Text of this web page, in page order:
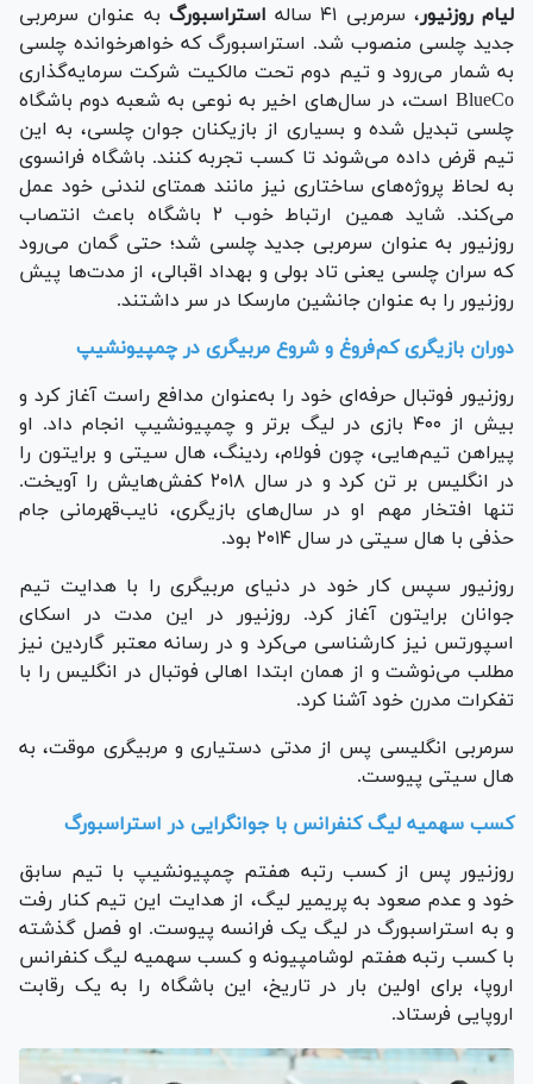
لیام روزنیور، سرمربی ۴۱ ساله استراسبورگ به عنوان سرمربی
جدید چلسی منصوب شد. استراسبورگ که خواهرخوانده چلسی
به شمار می‌رود و تیم دوم تحت مالکیت شرکت سرمایه‌گذاری
BlueCo است، در سال‌های اخیر به نوعی به شعبه دوم باشگاه
چلسی تبدیل شده و بسیاری از بازیکنان جوان چلسی، به این
تیم قرض داده می‌شوند تا کسب تجربه کنند. باشگاه فرانسوی
به لحاظ پروژه‌های ساختاری نیز مانند همتای لندنی خود عمل
می‌کند. شاید همین ارتباط خوب ۲ باشگاه باعث انتصاب
روزنیور به عنوان سرمربی جدید چلسی شد؛ حتی گمان می‌رود
که سران چلسی یعنی تاد بولی و بهداد اقبالی، از مدت‌ها پیش
روزنیور را به عنوان جانشین مارسکا در سر داشتند.
دوران بازیگری کم‌فروغ و شروع مربیگری در چمپیونشیپ
روزنیور فوتبال حرفه‌ای خود را به‌عنوان مدافع راست آغاز کرد و
بیش از ۴۰۰ بازی در لیگ برتر و چمپیونشیپ انجام داد. او
پیراهن تیم‌هایی، چون فولام، ردینگ، هال سیتی و برایتون را
در انگلیس بر تن کرد و در سال ۲۰۱۸ کفش‌هایش را آویخت.
تنها افتخار مهم او در سال‌های بازیگری، نایب‌قهرمانی جام
حذفی با هال سیتی در سال ۲۰۱۴ بود.
روزنیور سپس کار خود در دنیای مربیگری را با هدایت تیم
جوانان برایتون آغاز کرد. روزنیور در این مدت در اسکای
اسپورتس نیز کارشناسی می‌کرد و در رسانه معتبر گاردین نیز
مطلب می‌نوشت و از همان ابتدا اهالی فوتبال در انگلیس را با
تفکرات مدرن خود آشنا کرد.
سرمربی انگلیسی پس از مدتی دستیاری و مربیگری موقت، به
هال سیتی پیوست.
کسب سهمیه لیگ کنفرانس با جوانگرایی در استراسبورگ
روزنیور پس از کسب رتبه هفتم چمپیونشیپ با تیم سابق
خود و عدم صعود به پریمیر لیگ، از هدایت این تیم کنار رفت
و به استراسبورگ در لیگ یک فرانسه پیوست. او فصل گذشته
با کسب رتبه هفتم لوشامپیونه و کسب سهمیه لیگ کنفرانس
اروپا، برای اولین بار در تاریخ، این باشگاه را به یک رقابت
اروپایی فرستاد.